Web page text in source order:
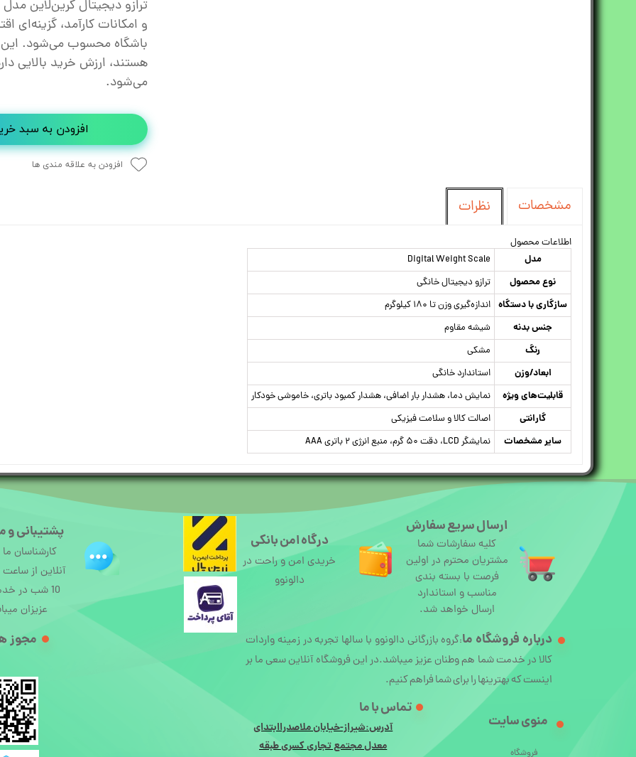
و امکانات کارآمد، گزینه‌ای
باشگاه محسوب می‌شود. این
هستند، ارزش خرید بالایی
می‌شود.
افزودن به سبد
افزودن به علاقه مندی ها
مشخصات نظرات
اطلاعات محصول
مدل Digital Weight Scale
نوع محصول ترازو دیجیتال خانگی
سازگاری با دستگاه اندازه‌گیری وزن تا ۱۸۰ کیلوگرم
جنس بدنه شیشه مقاوم
رنگ مشکی
ابعاد/وزن استاندارد خانگی
قابلیت‌های ویژه نمایش دما، هشدار بار اضافی، هشدار کمبود باتری، خاموشی خودکار
گارانتی اصالت کالا و سلامت فیزیکی
سایر مشخصات نمایشگر LCD، دقت ۵۰ گرم، منبع انرژی ۲ باتری AAA
ارسال سریع سفارش
کلیه سفارشات شما
مشتریان محترم در اولین
فرصت با بسته بندی
مناسب و استاندارد
ارسال خواهد شد.
درباره فروشگاه ما:گروه بازرگانی دالونوو با سالها تجربه در زمینه واردات
کالا در خدمت شما هم وطنان عزیز میباشد.در این فروشگاه آنلاین سعی ما بر
اینست که بهترینها را برای شما فراهم کنیم.
فروشگاه
منوی سایت
تماس با ما
آدرس:شیراز-خیابان ملاصدراابتدای
معدل مجتمع تجاری کسری طبقه
درگاه امن بانکی
خریدی امن و راحت در
دالونوو
پشتیبانی و
کارشناسان
10 شب در
عزیزان
مجوز